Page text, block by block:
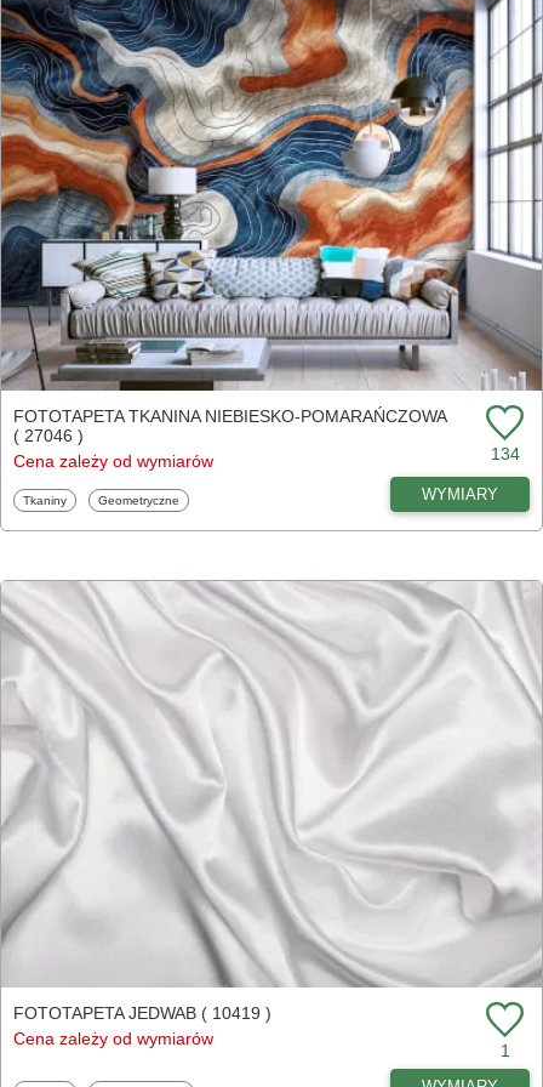
FOTOTAPETA TKANINA NIEBIESKO-POMARAŃCZOWA
( 27046 )
Cena zależy od wymiarów
134
Fototapety
Tkaniny Fototapety
Geometryczne WYMIARY
FOTOTAPETA JEDWAB ( 10419 )
Cena zależy od wymiarów
1